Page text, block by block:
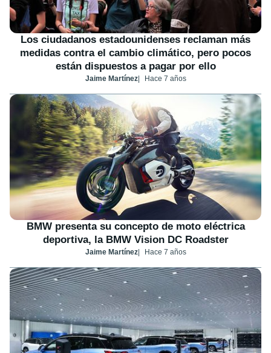
Los ciudadanos estadounidenses reclaman más
medidas contra el cambio climático, pero pocos
están dispuestos a pagar por ello
Jaime Martínez Hace 7 años
BMW presenta su concepto de moto eléctrica
deportiva, la BMW Vision DC Roadster
Jaime Martínez Hace 7 años